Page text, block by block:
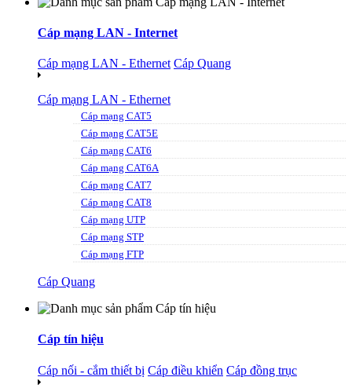
Cáp mạng LAN - Internet
Cáp mạng LAN - Ethernet Cáp Quang
Cáp mạng LAN - Ethernet
Cáp mạng CAT5
Cáp mạng CAT5E
Cáp mạng CAT6
Cáp mạng CAT6A
Cáp mạng CAT7
Cáp mạng CAT8
Cáp mạng UTP
Cáp mạng STP
Cáp mạng FTP
Cáp Quang
Cáp tín hiệu
Cáp nối - cắm thiết bị Cáp điều khiển Cáp đồng trục